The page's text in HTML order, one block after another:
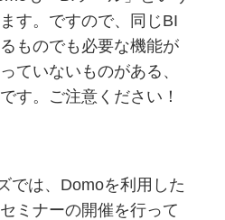
す。ですので、同じBI
ものでも必要な機能が
ていないものがある、
す。ご注意ください！
では、 Domoを利用した
ミナーの開催を行って